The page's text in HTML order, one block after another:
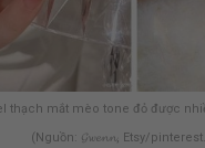
thạch mắt mèo tone đỏ được
(Nguồn: 𝓖𝔀𝓮𝓷𝓷, Etsy/